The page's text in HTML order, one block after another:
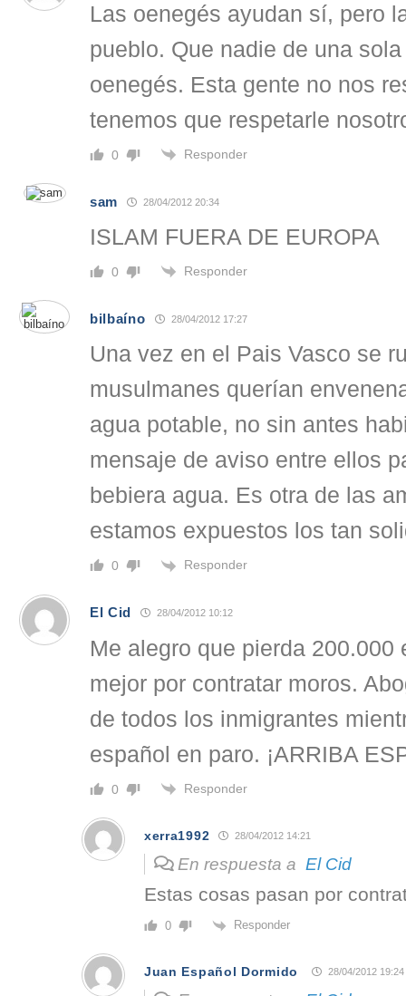
Las oenegés ayudan sí, pero
pueblo. Que nadie de una
oenegés. Esta gente no nos
tenemos que respetarle
0 Responder
sam 28/04/2012 20:34
ISLAM FUERA DE EUROPA
0 Responder
bilbaíno 28/04/2012 17:27
Una vez en el Pais Vasco se
musulmanes querían
agua potable, no sin antes
mensaje de aviso entre ellos
bebiera agua. Es otra de las
estamos expuestos los tan
0 Responder
El Cid 28/04/2012 10:12
Me alegro que pierda 200.000
mejor por contratar moros.
de todos los inmigrantes
español en paro. ¡ARRIBA
0 Responder
xerra1992 28/04/2012 14:21
En respuesta a El Cid
Estas cosas pasan por
0 Responder
Juan Español Dormido 28/04/2012 19:24